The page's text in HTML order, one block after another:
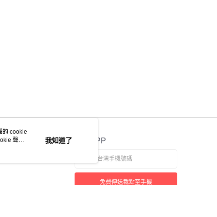
官方APP
免費傳送載點至手機
的 cookie
聲明
我知道了